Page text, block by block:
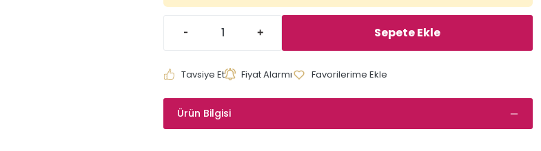
Sepete Ekle
Tavsiye Et Fiyat Alarmı
Ürün Bilgisi